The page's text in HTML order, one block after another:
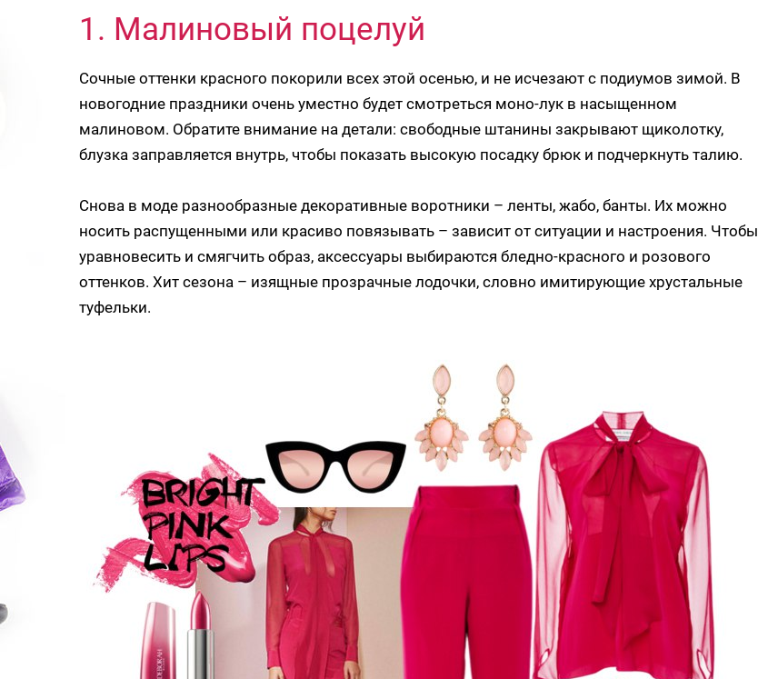
1. Малиновый поцелуй
Сочные оттенки красного покорили всех этой осенью, и не исчезают с подиумов зимой. В
новогодние праздники очень уместно будет смотреться моно-лук в насыщенном
малиновом. Обратите внимание на детали: свободные штанины закрывают щиколотку,
блузка заправляется внутрь, чтобы показать высокую посадку брюк и подчеркнуть талию.
Снова в моде разнообразные декоративные воротники – ленты, жабо, банты. Их можно
носить распущенными или красиво повязывать – зависит от ситуации и настроения. Чтобы
уравновесить и смягчить образ, аксессуары выбираются бледно-красного и розового
оттенков. Хит сезона – изящные прозрачные лодочки, словно имитирующие хрустальные
туфельки.